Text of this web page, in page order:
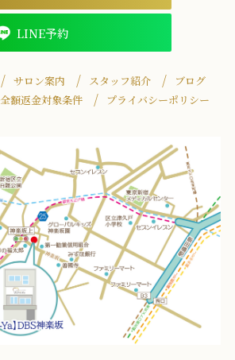
LINE予約
サロン案内 スタッフ紹介
ブログ
全額返金対象条件 プライバシーポリシー